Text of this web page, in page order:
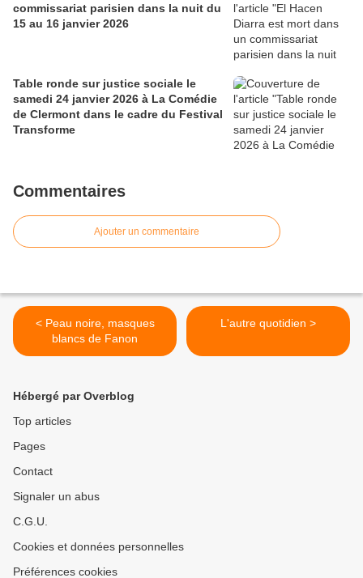
commissariat parisien dans la nuit du
15 au 16 janvier 2026
Table ronde sur justice sociale le
samedi 24 janvier 2026 à La Comédie
de Clermont dans le cadre du Festival
Transforme
Commentaires
Ajouter un commentaire
< Peau noire, masques
blancs de Fanon
L'autre quotidien >
Hébergé par Overblog
Top articles
Pages
Contact
Signaler un abus
C.G.U.
Cookies et données personnelles
Préférences cookies